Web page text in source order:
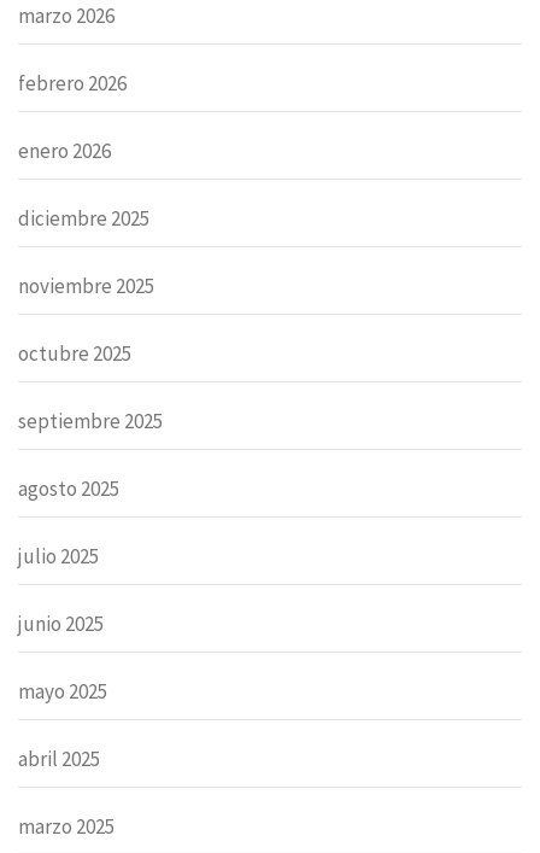
marzo 2026
febrero 2026
enero 2026
diciembre 2025
noviembre 2025
octubre 2025
septiembre 2025
agosto 2025
julio 2025
junio 2025
mayo 2025
abril 2025
marzo 2025